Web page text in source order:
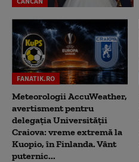
FANATIK.RO
Meteorologii AccuWeather,
avertisment pentru
delegația Universității
Craiova: vreme extremă la
Kuopio, în Finlanda. Vânt
puternic...